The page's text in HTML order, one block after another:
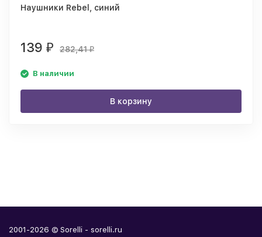
Наушники Rebel, синий
139 ₽ 282,41₽
В наличии
В корзину
2001-2026 © Sorelli - sorelli.ru